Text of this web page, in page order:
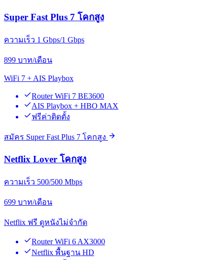
Super Fast Plus 7 โคกสูง
ความเร็ว 1 Gbps/1 Gbps
899 บาท/เดือน
WiFi 7 + AIS Playbox
Router WiFi 7 BE3600
AIS Playbox + HBO MAX
ฟรีค่าติดตั้ง
สมัคร Super Fast Plus 7 โคกสูง
Netflix Lover โคกสูง
ความเร็ว 500/500 Mbps
699 บาท/เดือน
Netflix ฟรี ดูหนังไม่จำกัด
Router WiFi 6 AX3000
Netflix พื้นฐาน HD